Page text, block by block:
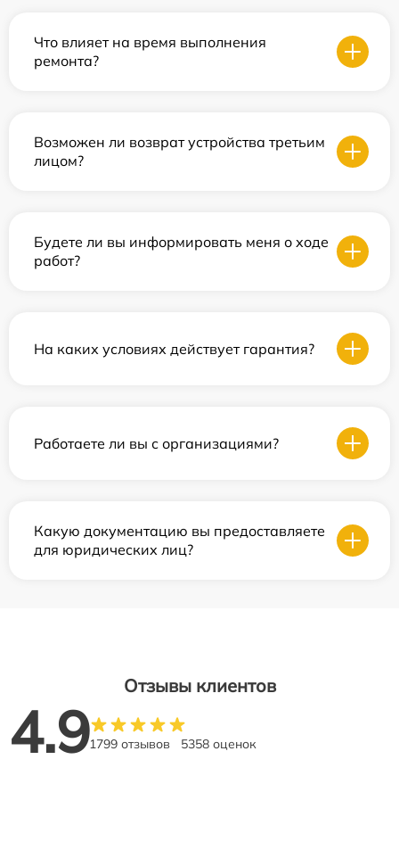
Что влияет на время выполнения
ремонта?
Возможен ли возврат устройства третьим
лицом?
Будете ли вы информировать меня о ходе
работ?
На каких условиях действует гарантия?
Работаете ли вы с организациями?
Какую документацию вы предоставляете
для юридических лиц?
Отзывы клиентов
4.91799 отзывов 5358 оценок